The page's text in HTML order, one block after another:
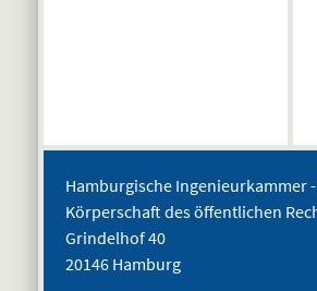
Hamburgische Ingenieurkammer -
Körperschaft des öffentlichen
Grindelhof 40
20146 Hamburg